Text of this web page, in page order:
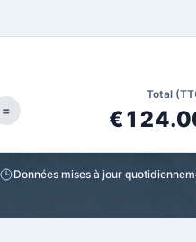
=
Total
Données mises à jour